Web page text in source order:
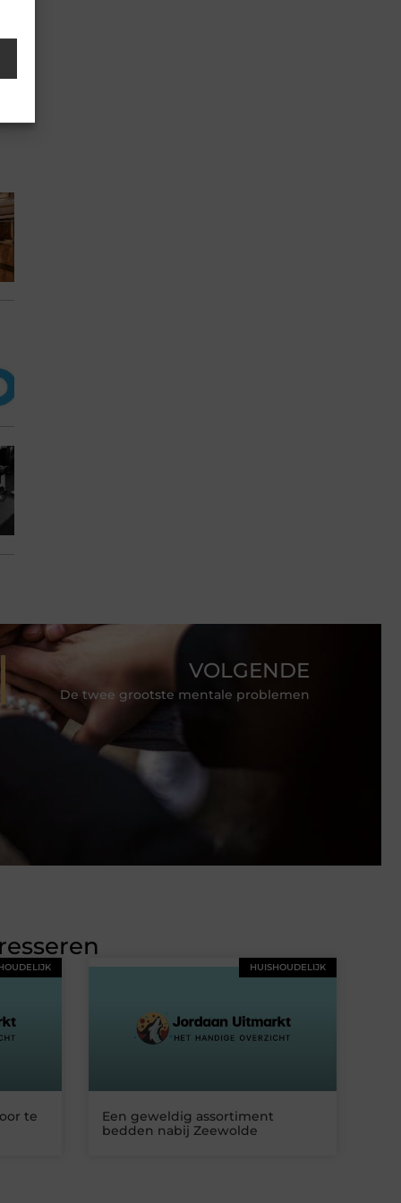
VOLGENDE
De twee grootste mentale problemen
te
HUISHOUDELIJK
Een geweldig assortiment
bedden nabij Zeewolde